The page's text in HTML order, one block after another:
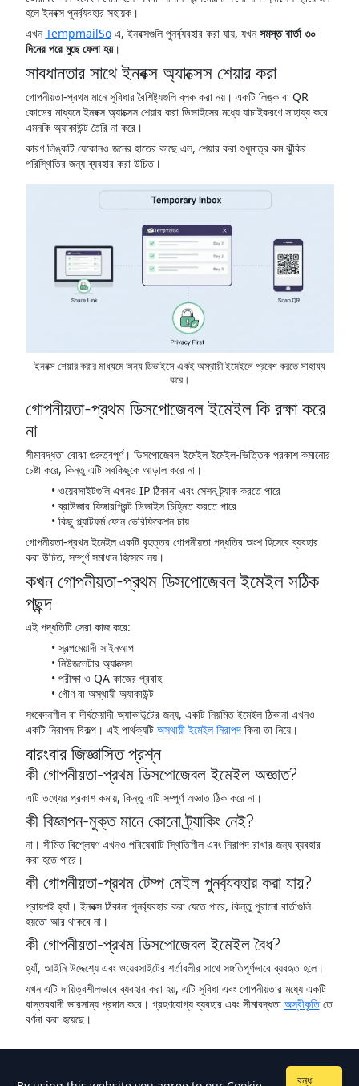
হলে ইনবক্স পুনর্ব্যবহার সহায়ক।
এখনTempmailSoএ, ইনবক্সগুলি পুনর্ব্যবহার করা যায়, যখনসমস্ত বার্তা ৩০
দিনের পরে মুছে ফেলা হয়।
সাবধানতার সাথে ইনবক্স অ্যাক্সেস শেয়ার করা
গোপনীয়তা-প্রথম মানে সুবিধার বৈশিষ্ট্যগুলি ব্লক করা নয়। একটি লিঙ্ক বা QR
কোডের মাধ্যমে ইনবক্স অ্যাক্সেস শেয়ার করা ডিভাইসের মধ্যে যাচাইকরণে সাহায্য করে
এমনকি অ্যাকাউন্ট তৈরি না করে।
কারণ লিঙ্কটি যেকোনও জনের হাতের কাছে এল, শেয়ার করা শুধুমাত্র কম ঝুঁকির
পরিস্থিতির জন্য ব্যবহার করা উচিত।
ইনবক্স শেয়ার করার মাধ্যমে অন্য ডিভাইসে একই অস্থায়ী ইমেইলে প্রবেশ করতে সাহায্য
করে।
গোপনীয়তা-প্রথম ডিসপোজেবল ইমেইল কি রক্ষা করে
না
সীমাবদ্ধতা বোঝা গুরুত্বপূর্ণ। ডিসপোজেবল ইমেইল ইমেইল-ভিত্তিক প্রকাশ কমানোর
চেষ্টা করে, কিন্তু এটি সবকিছুকে আড়াল করে না।
ওয়েবসাইটগুলি এখনও IP ঠিকানা এবং সেশন ট্র্যাক করতে পারে
ব্রাউজার ফিঙ্গারপ্রিন্ট ডিভাইস চিহ্নিত করতে পারে
কিছু প্ল্যাটফর্ম ফোন ভেরিফিকেশন চায়
গোপনীয়তা-প্রথম ইমেইল একটি বৃহত্তর গোপনীয়তা পদ্ধতির অংশ হিসেবে ব্যবহার
করা উচিত, সম্পূর্ণ সমাধান হিসেবে নয়।
কখন গোপনীয়তা-প্রথম ডিসপোজেবল ইমেইল সঠিক
পছন্দ
এই পদ্ধতিটি সেরা কাজ করে:
স্বল্পমেয়াদী সাইনআপ
নিউজলেটার অ্যাক্সেস
পরীক্ষা ও QA কাজের প্রবাহ
গৌণ বা অস্থায়ী অ্যাকাউন্ট
সংবেদনশীল বা দীর্ঘমেয়াদী অ্যাকাউন্টের জন্য, একটি নিয়মিত ইমেইল ঠিকানা এখনও
একটি নিরাপদ বিকল্প। এই পার্থক্যটি অস্থায়ী ইমেইল নিরাপদকিনা তা নিয়ে।
বারংবার জিজ্ঞাসিত প্রশ্ন
কী গোপনীয়তা-প্রথম ডিসপোজেবল ইমেইল অজ্ঞাত?
এটি তথ্যের প্রকাশ কমায়, কিন্তু এটি সম্পূর্ণ অজ্ঞাত ঠিক করে না।
কী বিজ্ঞাপন-মুক্ত মানে কোনো ট্র্যাকিং নেই?
না। সীমিত বিশ্লেষণ এখনও পরিষেবাটি স্থিতিশীল এবং নিরাপদ রাখার জন্য ব্যবহার
করা হতে পারে।
কী গোপনীয়তা-প্রথম টেম্প মেইল পুনর্ব্যবহার করা যায়?
প্রায়শই হ্যাঁ। ইনবক্স ঠিকানা পুনর্ব্যবহার করা যেতে পারে, কিন্তু পুরানো বার্তাগুলি
হয়তো আর থাকবে না।
কী গোপনীয়তা-প্রথম ডিসপোজেবল ইমেইল বৈধ?
হ্যাঁ, আইনি উদ্দেশ্যে এবং ওয়েবসাইটের শর্তাবলীর সাথে সঙ্গতিপূর্ণভাবে ব্যবহৃত হলে।
যখন এটি দায়িত্বশীলভাবে ব্যবহার করা হয়, এটি সুবিধা এবং গোপনীয়তার মধ্যে একটি
বাস্তববাদী ভারসাম্য প্রদান করে। গ্রহণযোগ্য ব্যবহার এবং সীমাবদ্ধতা অস্বীকৃতিতে
বর্ণনা করা হয়েছে।
বন্ধ